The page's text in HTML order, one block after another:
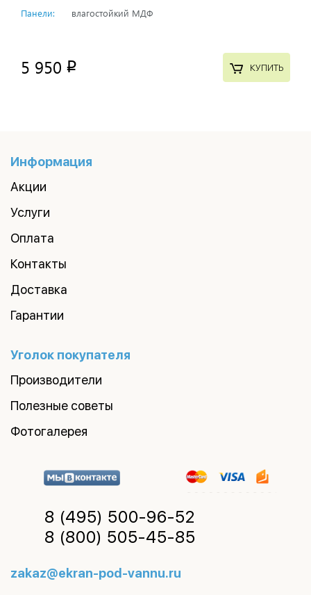
Панели:
влагостойкий МДФ
5 950 p КУПИТЬ
Информация
Акции
Услуги
Оплата
Контакты
Доставка
Гарантии
Уголок покупателя
Производители
Полезные советы
Фотогалерея
8 (495) 500-96-52
8 (800) 505-45-85
zakaz@ekran-pod-vannu.ru